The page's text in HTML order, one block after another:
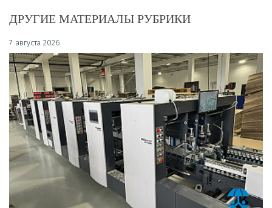
ДРУГИЕ МАТЕРИАЛЫ РУБРИКИ
7 августа 2026